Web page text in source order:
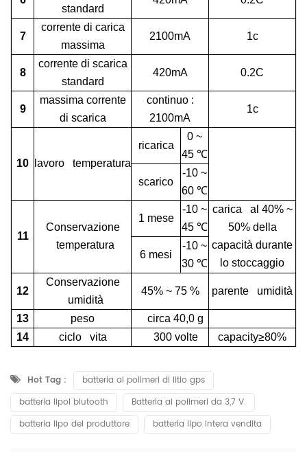
standard
7
corrente di carica
massima
2100mA 1c
8
corrente di scarica
standard
420mA 0.2C
9
massima corrente
di scarica
continuo:
2100mA
1c
10 lavoro temperatura
ricarica
0 ~
45 ℃
scarico
-10 ~
60 ℃
11
Conservazione
temperatura
1 mese
-10 ~
45 ℃
carica al 40% ~
50% della
capacità durante
lo stoccaggio
6 mesi
-10 ~
30 ℃
12
Conservazione
umidità
45% ~ 75% parente umidità
13 peso
circa 40,0 g
14
ciclo vita 300 volte capacity≥80%
Hot Tag :
batteria ai polimeri di litio gps
batteria lipol blutooth
Batteria ai polimeri da 3,7 V.
batteria lipo del produttore
batteria lipo intera vendita